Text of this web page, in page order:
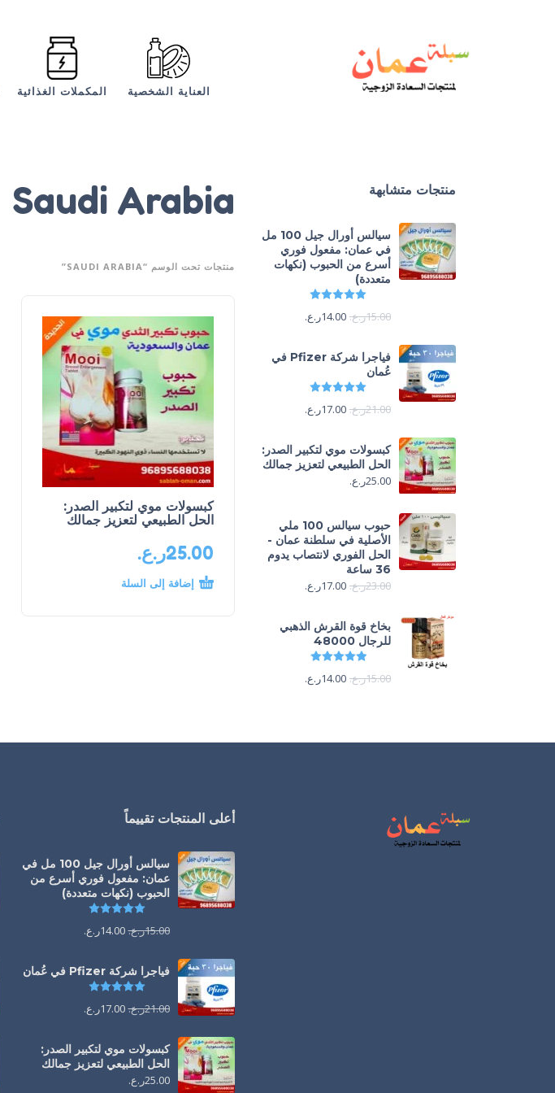
العناية الشخصية المكملات الغذائية
منتجات متشابهة
سيالس أورال جيل 100 مل
في عمان: مفعول فوري
أسرع من الحبوب (نكهات
متعددة)
15.00ر.ع. 14.00ر.ع.
فياجرا شركة Pfizer في
عُمان
21.00ر.ع. 17.00ر.ع.
كبسولات موي لتكبير الصدر:
الحل الطبيعي لتعزيز جمالك
25.00ر.ع.
حبوب سيالس 100 ملي
الأصلية في سلطنة عمان -
الحل الفوري لانتصاب يدوم
36 ساعة
23.00ر.ع. 17.00ر.ع.
بخاخ قوة القرش الذهبي
للرجال 48000
تم التقييم
15.00ر.ع. 14.00ر.ع.
Saudi Arabia
منتجات تحت الوسم “SAUDI ARABIA”
كبسولات موي لتكبير الصدر:
الحل الطبيعي لتعزيز جمالك
25.00ر.ع.
إضافة إلى السلة
أعلى المنتجات تقييماً
سيالس أورال جيل 100 مل في
عمان: مفعول فوري أسرع من
الحبوب (نكهات متعددة)
15.00ر.ع. 14.00ر.ع.
فياجرا شركة Pfizer في عُمان
21.00ر.ع. 17.00ر.ع.
كبسولات موي لتكبير الصدر:
الحل الطبيعي لتعزيز جمالك
25.00ر.ع.